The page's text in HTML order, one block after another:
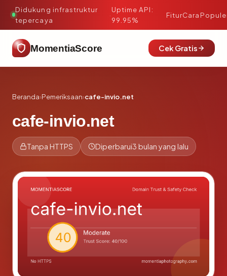
Didukung infrastruktur
tepercaya
·
Uptime API:
99.95%
FiturCara
MomentiaScore Cek Gratis
Beranda›Pemeriksaan›cafe-invio.net
cafe-invio.net
Tanpa HTTPS Diperbarui3 bulan yang lalu